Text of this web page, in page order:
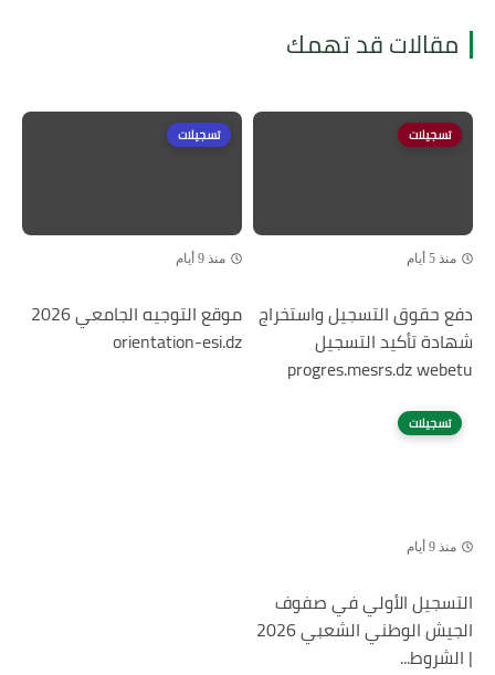
مقالات قد تهمك
تسجيلات
منذ 5 أيام
دفع حقوق التسجيل واستخراج
شهادة تأكيد التسجيل
progres.mesrs.dz webetu
تسجيلات
منذ 9 أيام
موقع التوجيه الجامعي 2026
orientation-esi.dz
تسجيلات
منذ 9 أيام
التسجيل الأولي في صفوف
الجيش الوطني الشعبي 2026
| الشروط...